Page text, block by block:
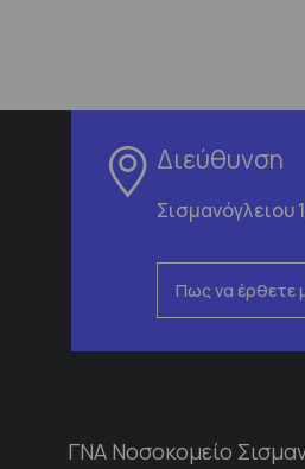
Διεύθυνση
Σισμανόγλειου
Πως να έρθετε
ΓΝΑ Νοσοκομείο